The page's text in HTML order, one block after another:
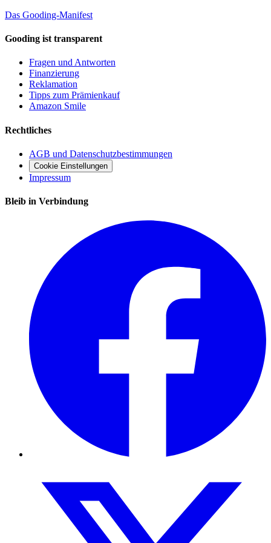
Das Gooding-Manifest
Gooding ist transparent
Fragen und Antworten
Finanzierung
Reklamation
Tipps zum Prämienkauf
Amazon Smile
Rechtliches
AGB und Datenschutzbestimmungen
Cookie Einstellungen
Impressum
Bleib in Verbindung